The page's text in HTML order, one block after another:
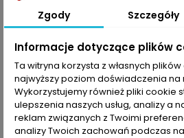
OPIS SZCZEGÓŁY PRODUKTU
Przy zakupie proszę podać numer
KOMENTARZE (0)
Zgody Szczegóły
Informacje dotyczące plików
Ta witryna korzysta z własnych
najwyższy poziom doświadczenia na
Wykorzystujemy również pliki cookie
ulepszenia naszych usług, analizy a
reklam związanych z Twoimi
analizy Twoich zachowań podczas